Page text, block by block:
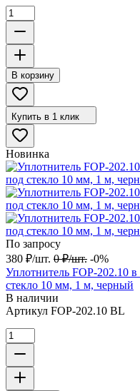
В корзину
Купить в 1 клик
Новинка
По запросу
380 ₽/шт. 0 ₽/шт. -0%
Уплотнитель FOP-202.10
стекло 10 мм, 1 м, черный
В наличии
Артикул FOP-202.10 BL